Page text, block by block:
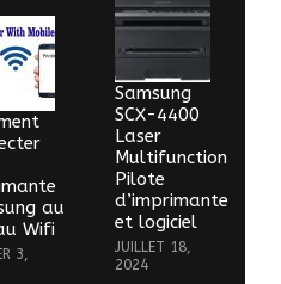
au
Wifi
3,
Samsung
SCX-4400
Laser
Multifunction
Pilote
d’imprimante
et logiciel
JUILLET 18,
2024